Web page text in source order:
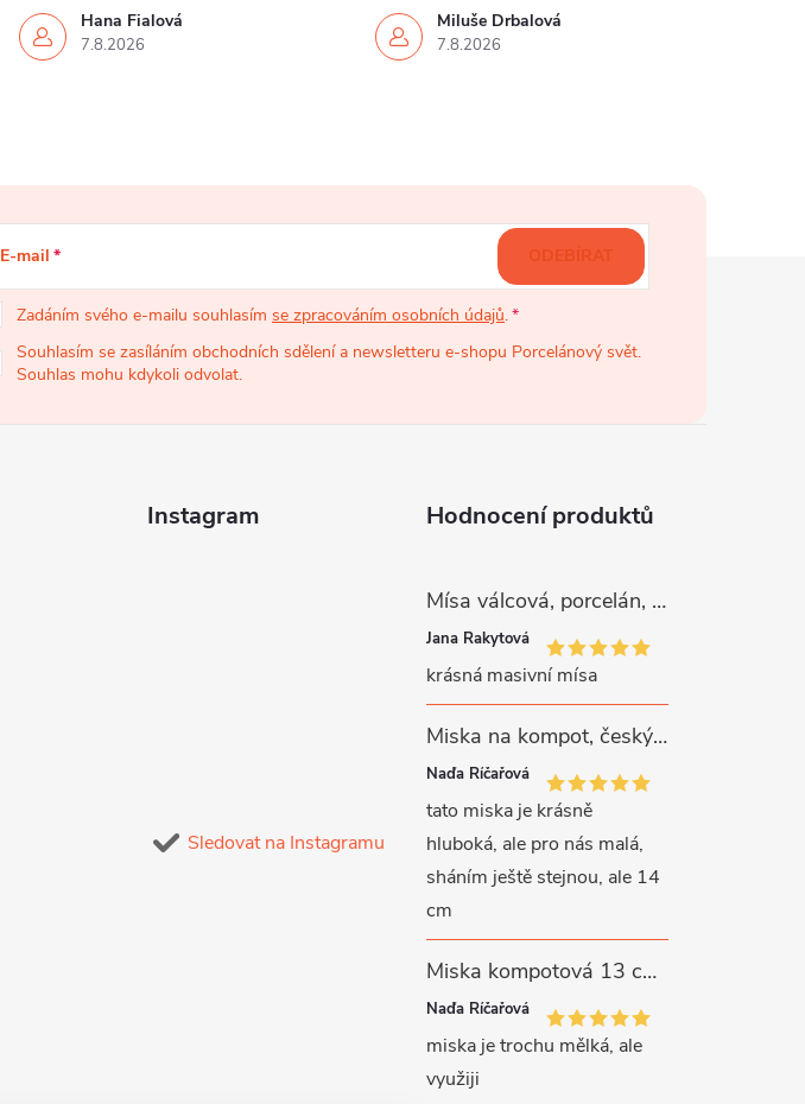
Hana Fialová
7.8.2026
Miluše Drbalová
7.8.2026
E-mail
Zadáním svého e-mailu souhlasím se zpracováním osobních údajů.
Souhlasím se zasíláním obchodních sdělení a newsletteru e-shopu Porcelánový svět.
Souhlas mohu kdykoli odvolat.
ODEBÍRAT
Instagram
Sledovat na Instagramu
Hodnocení produktů
Mísa válcová, porcelán, růžové kytičky, 26 cm, G. Benedikt
Jana Rakytová
krásná masivní mísa
Miska na kompot, český porcelán, Rona, 12,5 cm, bílý, G. Benedikt
Naďa Říčařová
tato miska je krásně
hluboká, ale pro nás malá,
sháním ještě stejnou, ale 14
cm
Miska kompotová 13 cm, bílý porcelán, Verona, G. Benedikt
Naďa Říčařová
miska je trochu mělká, ale
využiji